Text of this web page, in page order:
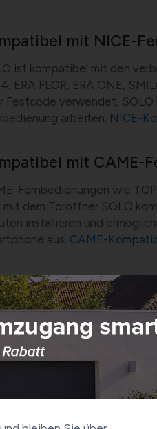
mit NICE-
ist kompatibel mit den
ERA FLOR, ERA ONE,
Festcode verwendet,
arbeiten. NICE-
mit CAME-
Fernbedienungen wie
mit dem Toröffner SOLO
installieren und
aus. CAME-
mit
SOLO ist
HSM4, HS1, HS4 und
Version SOLO BS
wurde.HÖRMANN-
mit